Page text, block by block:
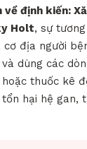
về định kiến:
Holt, sự
địa người
dùng các
thuốc kê
hại hệ gan,